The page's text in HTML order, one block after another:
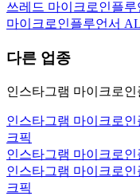
쓰레드 마이크로인플
마이크로인플루언서
다른 업종
인스타그램 마이크로
인스타그램 마이크로
크픽
인스타그램 마이크로
인스타그램 마이크로
크픽